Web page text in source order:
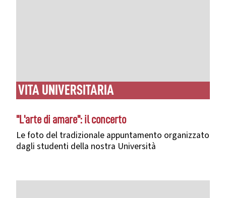
VITA UNIVERSITARIA
"L'arte di amare": il concerto
Le foto del tradizionale appuntamento organizzato
dagli studenti della nostra Università